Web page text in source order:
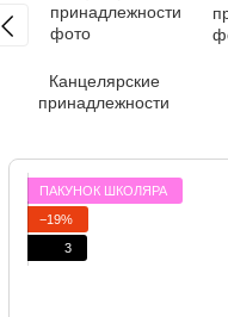
Канцелярские
принадлежности
ПАКУНОК ШКОЛЯРА
−19%
3